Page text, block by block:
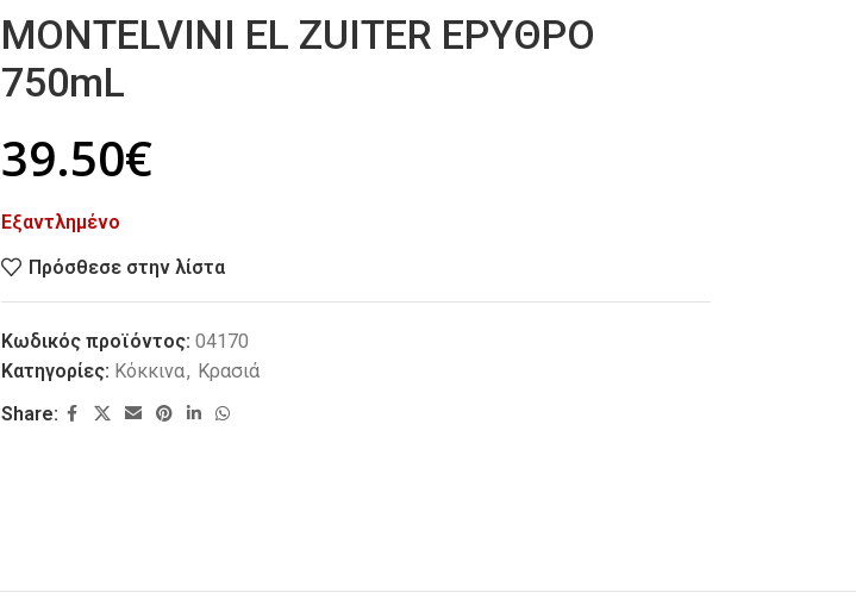
MONTELVINI EL ZUITER ΕΡΥΘΡΟ
750mL
39.50€
Εξαντλημένο
Πρόσθεσε στην λίστα
Κωδικός προϊόντος: 04170
Κατηγορίες: Κόκκινα, Κρασιά
Share: